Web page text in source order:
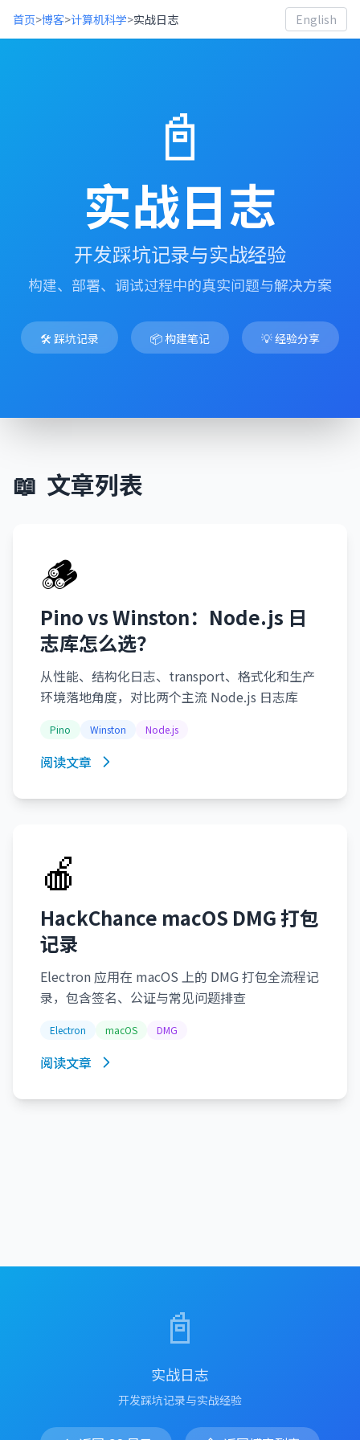
首页>博客>计算机科学>实战日志 English
📓
实战日志
开发踩坑记录与实战经验
构建、部署、调试过程中的真实问题与解决方案
🛠️ 踩坑记录 📦 构建笔记 💡 经验分享
📖 文章列表
🪵
Pino vs Winston：Node.js 日
志库怎么选？
从性能、结构化日志、transport、格式化和生产
环境落地角度，对比两个主流 Node.js 日志库
Pino Winston Node.js
阅读文章
🍎
HackChance macOS DMG 打包
记录
Electron 应用在 macOS 上的 DMG 打包全流程记
录，包含签名、公证与常见问题排查
Electron macOS DMG
阅读文章
📓
实战日志
开发踩坑记录与实战经验